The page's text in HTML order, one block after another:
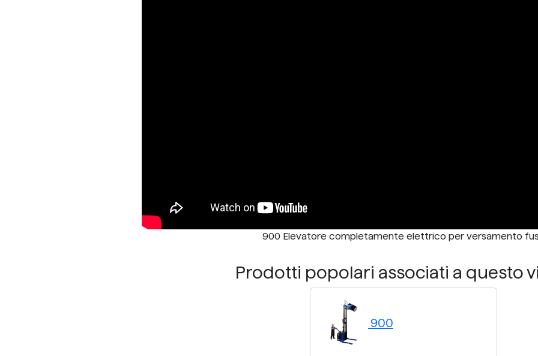
900 Elevatore completamente elettrico per versamento
Prodotti popolari associati a questo
900